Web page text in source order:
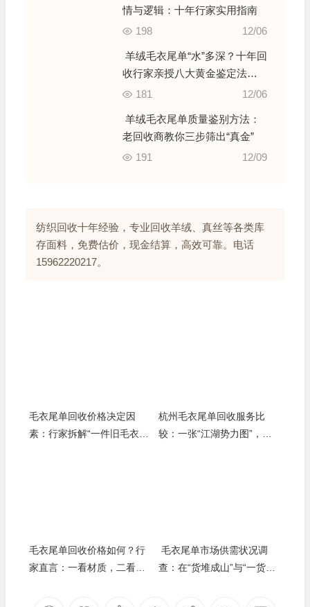
情与逻辑：十年行家实用指南
12/06
198
羊绒毛衣尾单“水”多深？十年回
收行家亲授八大黄金鉴定法
则，闭眼买不吃亏！
12/06
181
羊绒毛衣尾单质量鉴别方法：
老回收商教你三步筛出“真金”
12/09
191
纺织回收十年经验，专业回收羊绒、真丝等各类库
存面料，免费估价，现金结算，高效可靠。电话
15962220217。
毛衣尾单回收价格决定因
素：行家拆解“一件旧毛衣”
杭州毛衣尾单回收服务比
较：一张“江湖势力图”，教
毛衣尾单回收价格如何？行
家直言：一看材质，二看工
毛衣尾单市场供需状况调
查：在“货堆成山”与“一货难